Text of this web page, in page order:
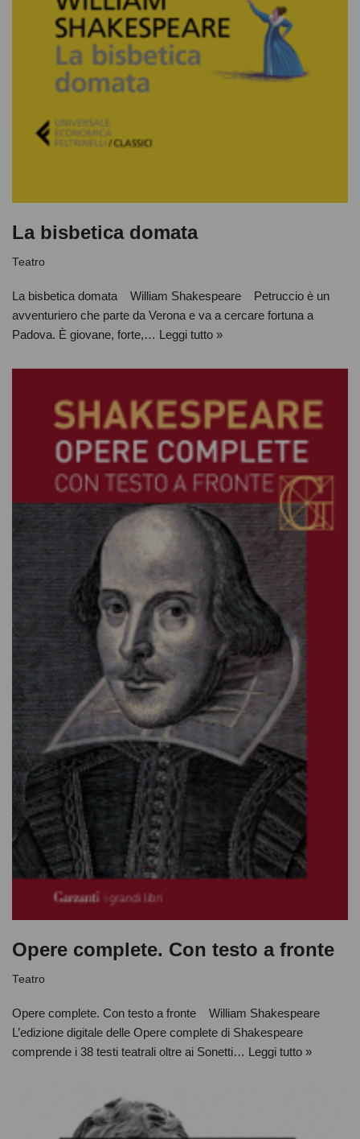
La bisbetica domata
Teatro
La bisbetica domata William Shakespeare Petruccio è un
avventuriero che parte da Verona e va a cercare fortuna a
Padova. È giovane, forte,… Leggi tutto »
Opere complete. Con testo a fronte
Teatro
Opere complete. Con testo a fronte William Shakespeare
L’edizione digitale delle Opere complete di Shakespeare
comprende i 38 testi teatrali oltre ai Sonetti… Leggi tutto »